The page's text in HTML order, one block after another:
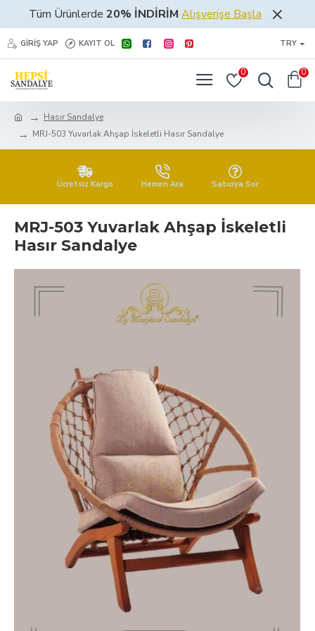
Tüm Ürünlerde 20% İNDİRİM Alışverişe Başla
GIRIŞ YAP KAYIT OL TRY
0 0
Hasır Sandalye
MRJ-503 Yuvarlak Ahşap İskeletli Hasır Sandalye
Ücretsiz Kargo Hemen Ara Satıcıya Sor
MRJ-503 Yuvarlak Ahşap İskeletli
Hasır Sandalye